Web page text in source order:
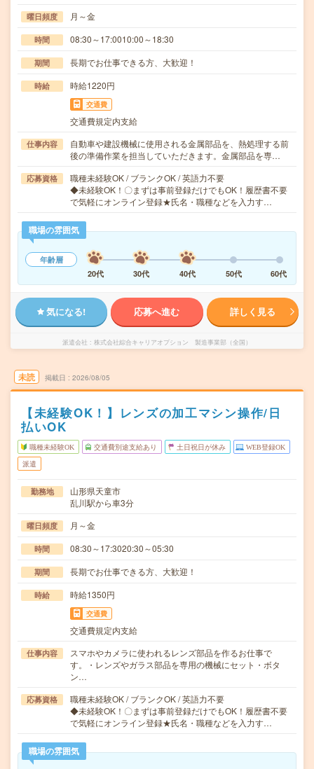
曜日頻度 月～金
時間 08:30～17:0010:00～18:30
期間 長期でお仕事できる方、大歓迎！
時給 時給1220円
交通費
交通費規定内支給
仕事内容
自動車や建設機械に使用される金属部品を、熱処理する前
後の準備作業を担当していただきます。金属部品を専…
応募資格
職種未経験OK / ブランクOK / 英語力不要
◆未経験OK！〇まずは事前登録だけでもOK！履歴書不要
で気軽にオンライン登録★氏名・職種などを入力す…
職場の雰囲気
年齢層
20代
30代 40代 50代 60代
気になる! 応募へ進む 詳しく見る
派遣会社 株式会社綜合キャリアオプション 製造事業部（全国）
未読 掲載日 2026/08/05
【未経験OK！】レンズの加工マシン操作/日
払いOK
職種未経験OK 交通費別途支給あり 土日祝日が休み WEB登録OK
派遣
勤務地
山形県天童市
乱川駅から車3分
曜日頻度 月～金
時間 08:30～17:3020:30～05:30
期間 長期でお仕事できる方、大歓迎！
時給 時給1350円
交通費
交通費規定内支給
仕事内容
スマホやカメラに使われるレンズ部品を作るお仕事で
す。・レンズやガラス部品を専用の機械にセット・ボタ
ン…
応募資格
職種未経験OK / ブランクOK / 英語力不要
◆未経験OK！〇まずは事前登録だけでもOK！履歴書不要
で気軽にオンライン登録★氏名・職種などを入力す…
職場の雰囲気